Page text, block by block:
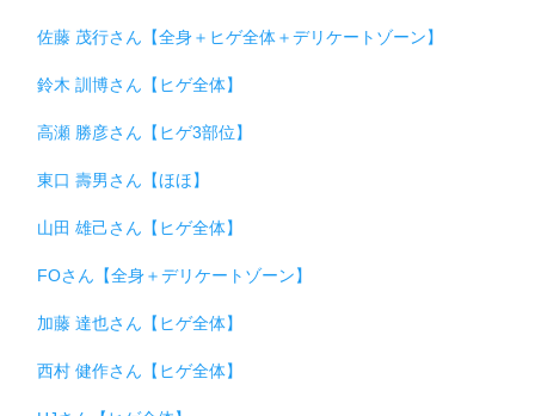
佐藤 茂行さん【全身＋ヒゲ全体＋デリケートゾーン】
鈴木 訓博さん【ヒゲ全体】
高瀬 勝彦さん【ヒゲ3部位】
東口 壽男さん【ほほ】
山田 雄己さん【ヒゲ全体】
FOさん【全身＋デリケートゾーン】
加藤 達也さん【ヒゲ全体】
西村 健作さん【ヒゲ全体】